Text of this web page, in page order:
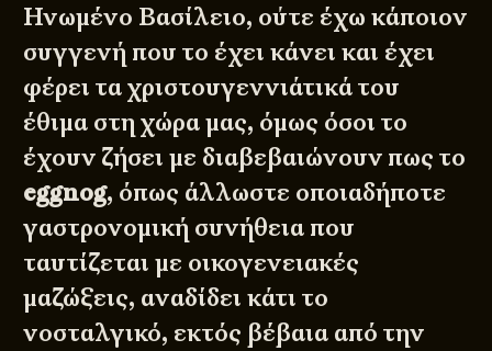
Ηνωμένο Βασίλειο, ούτε έχω κάποιον
συγγενή που το έχει κάνει και έχει
φέρει τα χριστουγεννιάτικά του
έθιμα στη χώρα μας, όμως όσοι το
έχουν ζήσει με διαβεβαιώνουν πως το
eggnog, όπως άλλωστε οποιαδήποτε
γαστρονομική συνήθεια που
ταυτίζεται με οικογενειακές
μαζώξεις, αναδίδει κάτι το
νοσταλγικό, εκτός βέβαια από την